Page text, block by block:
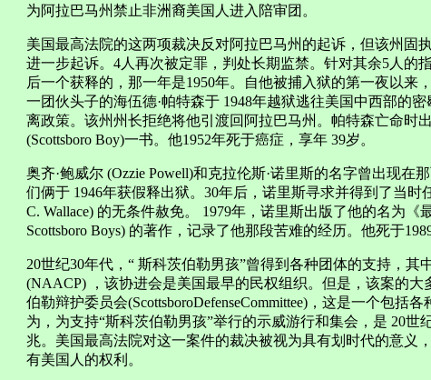
为阿拉巴马州禁止非洲裔美国人进入陪审团。
美国最高法院的这两项裁决反对阿拉巴马州的起诉，但该州固
进一步起诉。4人再次被定罪，判处长期监禁。针对其余5人的
后一个获释的，那一年是1950年。自他被捕入狱的第一夜以来
一团伙头子的海伍德·帕特森于 1948年越狱逃往美国中西部的
离政策。该州州长拒绝将他引渡回阿拉巴马州。帕特森亡命时
(Scottsboro Boy)一书。他1952年死于癌症，享年 39岁。
奥齐·鲍威尔 (Ozzie Powell)和克拉伦斯·诺里斯的名字曾出现在
们俩于 1946年获假释出狱。30年后，诺里斯寻求并得到了当时
C. Wallace) 的无条件赦免。 1979年，诺里斯出版了他的名为《
Scottsboro Boys) 的著作，记录了他那段苦难的经历。他死于
20世纪30年代，“ 斯科茨伯勒男孩”曾得到各种团体的支持，
(NAACP) ，该协进会是美国最早的民权组织。但是，该案的
伯勒辩护委员会(ScottsboroDefenseCommittee)，这是一个包括
为，为支持“斯科茨伯勒男孩”举行的示威游行和集会，是 20世
兆。美国最高法院对这一案件的裁决被视为具有划时代的意义
有美国人的权利。